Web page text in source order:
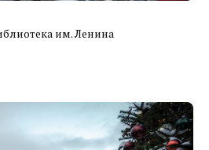
им. Ленина